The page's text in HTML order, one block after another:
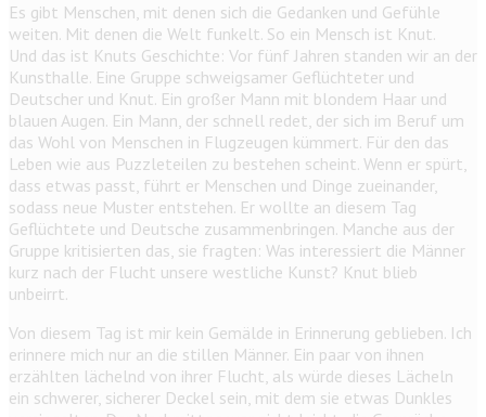
Es gibt Menschen, mit denen sich die Gedanken und Gefühle
weiten. Mit denen die Welt funkelt. So ein Mensch ist Knut.
Und das ist Knuts Geschichte: Vor fünf Jahren standen wir an der
Kunsthalle. Eine Gruppe schweigsamer Geflüchteter und
Deutscher und Knut. Ein großer Mann mit blondem Haar und
blauen Augen. Ein Mann, der schnell redet, der sich im Beruf um
das Wohl von Menschen in Flugzeugen kümmert. Für den das
Leben wie aus Puzzleteilen zu bestehen scheint. Wenn er spürt,
dass etwas passt, führt er Menschen und Dinge zueinander,
sodass neue Muster entstehen. Er wollte an diesem Tag
Geflüchtete und Deutsche zusammenbringen. Manche aus der
Gruppe kritisierten das, sie fragten: Was interessiert die Männer
kurz nach der Flucht unsere westliche Kunst? Knut blieb
unbeirrt.
Von diesem Tag ist mir kein Gemälde in Erinnerung geblieben. Ich
erinnere mich nur an die stillen Männer. Ein paar von ihnen
erzählten lächelnd von ihrer Flucht, als würde dieses Lächeln
ein schwerer, sicherer Deckel sein, mit dem sie etwas Dunkles